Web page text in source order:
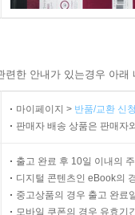
한 안내가 있는경우 아
마이페이지 > 반품/교환 신
판매자 배송 상품은 판매자
출고 완료 후 10일 이내의
디지털 콘텐츠인 eBook의
중고상품의 경우 출고 완료
모바일 쿠폰의 경우 유효기